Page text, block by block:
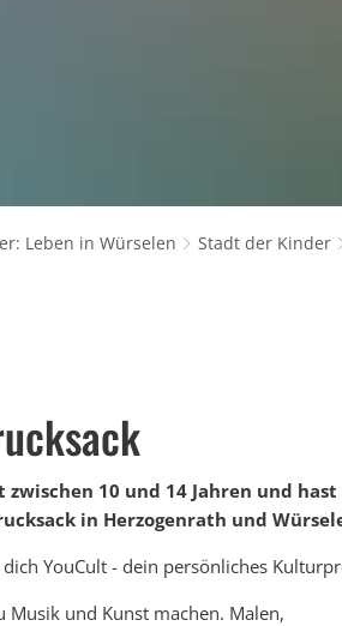
Leben in Würselen Stadt der Kinder
zwischen 10 und 14 Jahren und
in Herzogenrath und
YouCult - dein persönliches
Musik und Kunst machen. Malen,